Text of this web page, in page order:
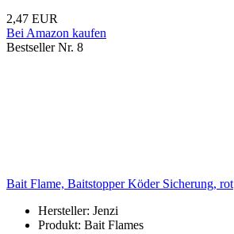
2,47 EUR
Bei Amazon kaufen
Bestseller Nr. 8
Bait Flame, Baitstopper Köder Sicherung, rot
Hersteller: Jenzi
Produkt: Bait Flames